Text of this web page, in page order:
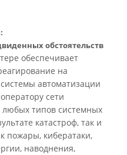
обстоятельств
обеспечивает
на
автоматизации
сети
любых типов системных
катастроф, так и
пожары, кибератаки,
наводнения,